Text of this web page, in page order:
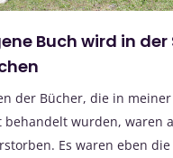
Buch wird in der
der Bücher, die in
behandelt wurden, waren
Es waren eben